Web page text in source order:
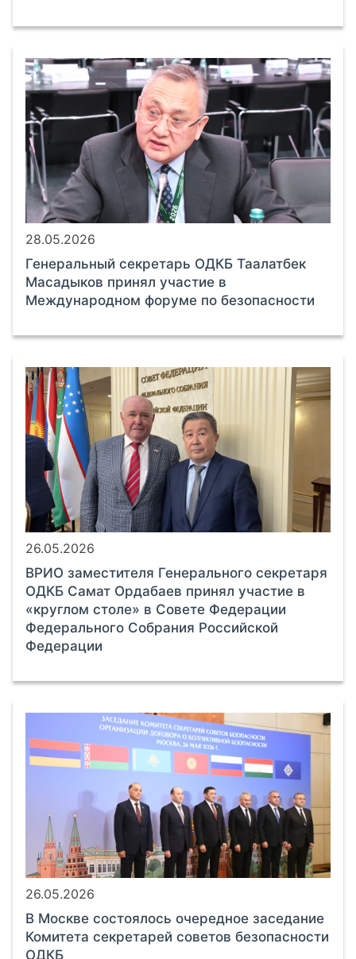
28.05.2026
Генеральный секретарь ОДКБ Таалатбек
Масадыков принял участие в
Международном форуме по безопасности
26.05.2026
ВРИО заместителя Генерального секретаря
ОДКБ Самат Ордабаев принял участие в
«круглом столе» в Совете Федерации
Федерального Собрания Российской
Федерации
26.05.2026
В Москве состоялось очередное заседание
Комитета секретарей советов безопасности
ОДКБ